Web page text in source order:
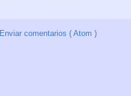
Enviar comentarios ( Atom )